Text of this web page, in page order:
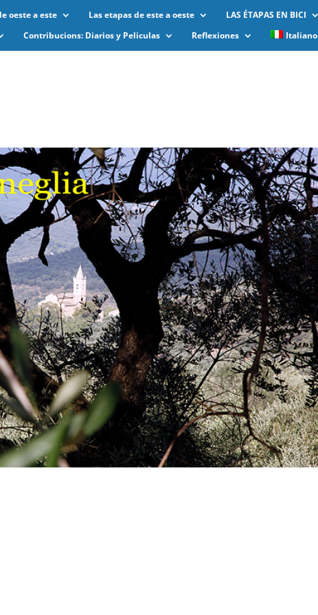
oeste a este Las etapas de este a oeste LAS ÉTAPAS EN BICI
Contribucions: Diarios y Peliculas Reflexiones Italiano